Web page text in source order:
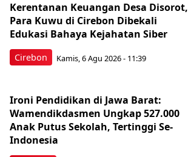
Cirebon
Kerentanan Keuangan Desa Disorot,
Para Kuwu di Cirebon Dibekali
Edukasi Bahaya Kejahatan Siber
Kamis, 6 Agu 2026 - 11:39
Ironi Pendidikan di Jawa Barat:
Wamendikdasmen Ungkap 527.000
Anak Putus Sekolah, Tertinggi Se-
Indonesia